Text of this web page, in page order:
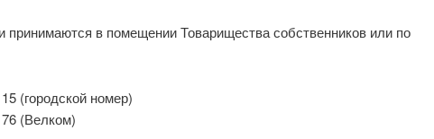
принимаются в помещении Товарищества собственников или по
(городской номер)
(Велком)